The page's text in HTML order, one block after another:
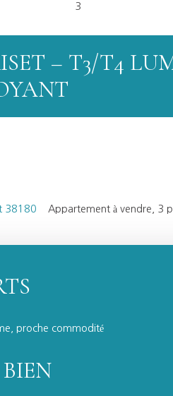
3
– T3/T4
38180 Appartement à vendre, 3
proche commodité